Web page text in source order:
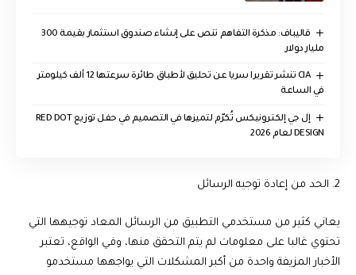
قاليباف: مذكرة التفاهم تنص على إنشاء صندوق استثمار بقيمة 300
مليار دولار
CIA تنشر تقريرا سريا عن تحليق لأطباق طائرة سرعتها 12 ألف كيلومتر
في الساعة
إل جي إلكترونيكس تُكرّم لتميزها في التصميم في حفل توزيع RED DOT
DESIGN لعام 2026
2. الحد من إعادة توجيه الرسائل
يعاني كثير من مستخدمي التطبيق من الرسائل المعاد توجيهها التي
تحتوي غالبا على معلومات لم يتم التحقق منها، وفي الواقع، تعتبر
الأخبار المزيفة واحدة من أكبر المشكلات التي يواجهها مستخدمو